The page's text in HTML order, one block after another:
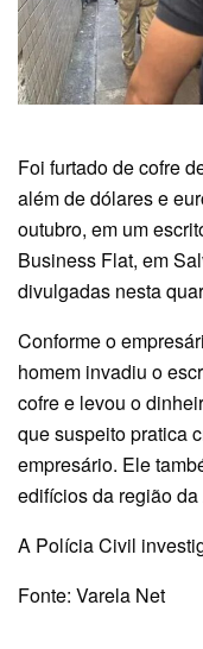
Foi furtado de cofre
além de dólares e
outubro, em um
Business Flat, em
divulgadas nesta
Conforme o
homem invadiu o
cofre e levou o
que suspeito pratica
empresário. Ele
edifícios da região
A Polícia Civil
Fonte: Varela Net